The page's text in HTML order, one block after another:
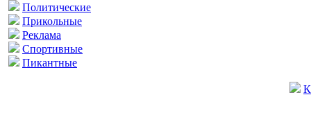
Политические
Прикольные
Реклама
Спортивные
Пикантные